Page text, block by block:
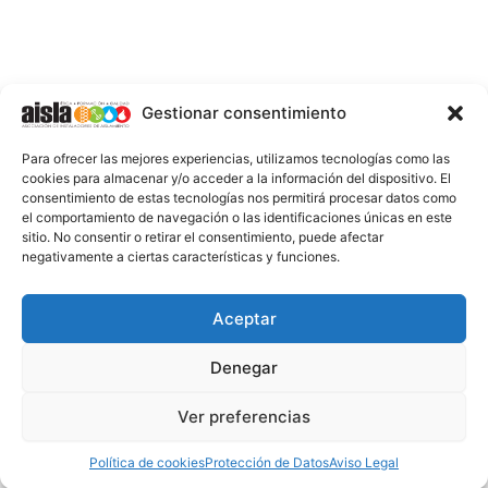
Gestionar consentimiento
Para ofrecer las mejores experiencias, utilizamos tecnologías como las
cookies para almacenar y/o acceder a la información del dispositivo. El
consentimiento de estas tecnologías nos permitirá procesar datos como
el comportamiento de navegación o las identificaciones únicas en este
sitio. No consentir o retirar el consentimiento, puede afectar
negativamente a ciertas características y funciones.
Aceptar
Denegar
Ver preferencias
Política de cookiesProtección de DatosAviso Legal
-
f
r
-
i
m
AVISO LEGAL
PROTECCIÓN DE DATOS
POLÍTICA DE COOKIES
ESTA WEB ESTÁ FINANCIADA POR LA UNIÓN